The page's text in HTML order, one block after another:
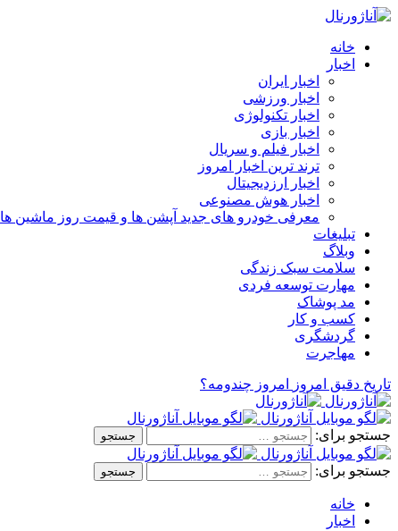
خانه
اخبار
اخبار ایران
اخبار ورزشی
اخبار تکنولوژی
اخبار بازی
اخبار فیلم و سریال
ترند ترین اخبار امروز
اخبار ارزدیجیتال
اخبار هوش مصنوعی
معرفی خودرو های جدید آپشن‌ ها و قیمت روز ماشین‌ ها
تبلیغات
وبلاگ
سلامت سبک زندگی
مهارت توسعه فردی
مد پوشاک
کسب و کار
گردشگری
مهاجرت
تاریخ دقیق امروز امروز چندومه؟
جستجو برای:
جستجو برای:
خانه
اخبار